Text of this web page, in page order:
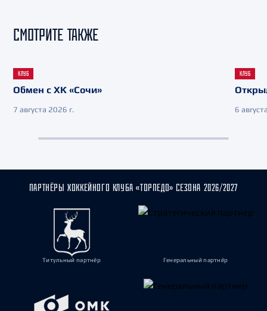
СМОТРИТЕ ТАКЖЕ
КЛУБ
Обмен с ХК «Сочи»
7 августа 2026 г.
КЛУБ
6
ПАРТНЁРЫ ХОККЕЙНОГО КЛУБА «ТОРПЕДО» СЕЗОНА 2026/2027
Титульный партнёр Генеральный партнёр